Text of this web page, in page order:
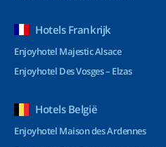
Hotels Frankrijk
Enjoyhotel Majestic Alsace
Enjoyhotel Des Vosges – Elzas
Hotels België
Enjoyhotel Maison des Ardennes